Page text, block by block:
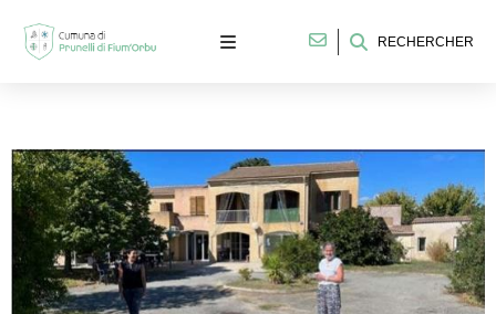
RECHERCHER